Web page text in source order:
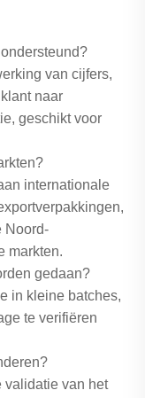
van cijfers,
naar
geschikt voor
internationale
Noord-
markten.
gedaan?
in kleine batches,
te verifiëren
validatie van het